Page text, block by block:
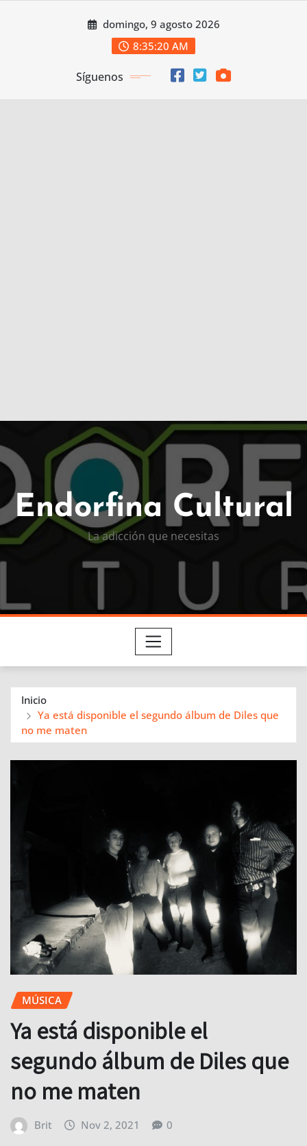
domingo, 9 agosto 2026
8:35:21 AM
Síguenos
Endorfina Cultural
La adicción que necesitas
Inicio
Ya está disponible el segundo álbum de Diles que
no me maten
MÚSICA
Ya está disponible el
segundo álbum de Diles que
no me maten
Brit Nov 2, 2021 0